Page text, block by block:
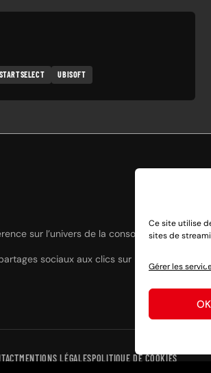
Ce site utilise
sites de
Gérer les
OK
STARTSELECT UBISOFT
sur l’univers de la console hybride
sociaux aux clics sur nos liens en
MENTIONS LÉGALESPOLITIQUE DE COOKIES